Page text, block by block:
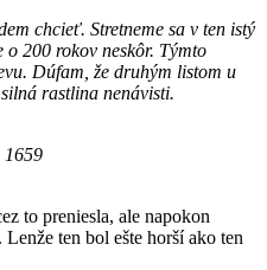
chcieť. Stretneme sa v ten istý
o 200 rokov neskôr. Týmto
Dúfam, že druhým listom u
rastlina nenávisti.
1659
to preniesla, ale napokon
ten bol ešte horší ako ten